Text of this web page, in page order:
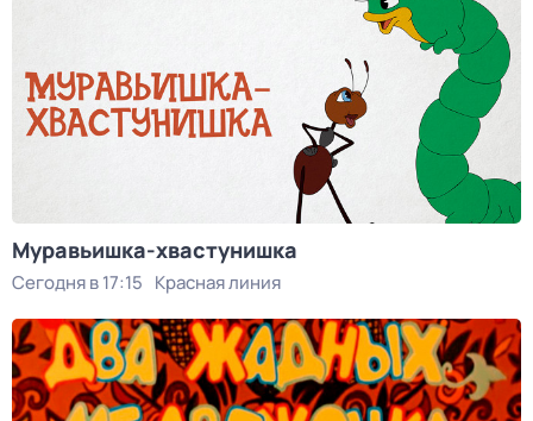
Муравьишка-хвастунишка
Сегодня в 17:15 Красная линия